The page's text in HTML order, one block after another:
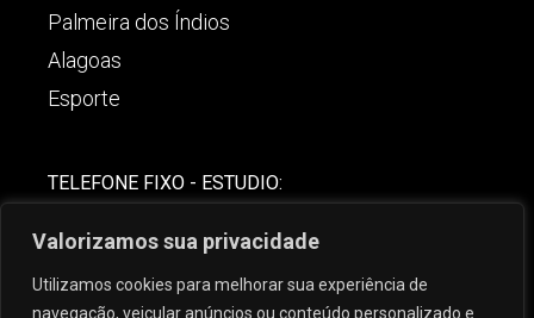
Valorizamos sua privacidade
Utilizamos cookies para melhorar sua experiência de
navegação, veicular anúncios ou conteúdo personalizado e
Palmeira dos Índios
Alagoas
Esporte
TELEFONE FIXO - ESTUDIO:
(82) 99621-8806